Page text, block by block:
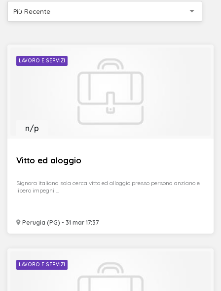
Più Recente
LAVORO E SERVIZI
Vitto ed aloggio
Perugia (PG) - 31 mar 17:37
n/p
Signora italiana sola cerca vitto ed alloggio presso persona anziano e
libero impegni ...
LAVORO E SERVIZI